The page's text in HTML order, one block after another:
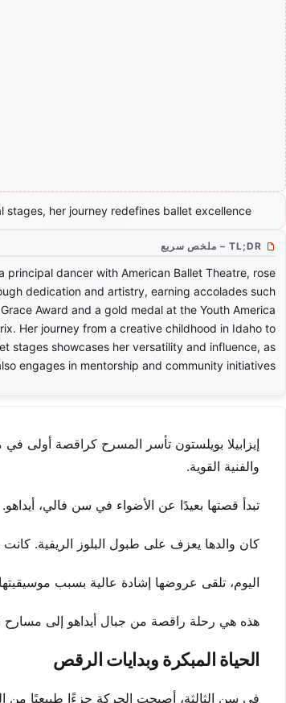
stages, her journey redefines ballet excellence.
TL;DR – ملخص سريع
principal dancer with American Ballet Theatre, rose
dedication and artistry, earning accolades such
Award and a gold medal at the Youth America
Her journey from a creative childhood in Idaho to
stages showcases her versatility and influence, as
engages in mentorship and community initiatives.
والفنية القوية.
تبدأ قصتها بعيدًا عن الأضواء في سن فالي، أيداهو. ولدت في عام 1986، ونشأت في
كان والدها يعزف على طبول البلوز الريفية. كانت
اليوم، تلقى عروضها إشادة عالية بسبب موسيقيتها
هذه هي رحلة راقصة من جبال أيداهو إلى مسارح
الحياة المبكرة وبدايات الرقص
في سن الثالثة، أصبحت الحركة جزءًا طبيعيًا